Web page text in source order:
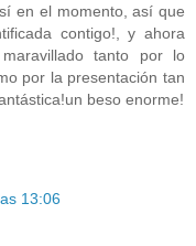
en el momento, así que
contigo!, y ahora
tanto por lo
por la presentación tan
beso enorme!
13:06